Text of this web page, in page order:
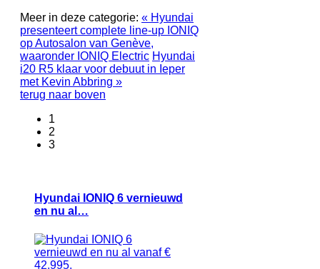
Meer in deze categorie: « Hyundai
presenteert complete line-up IONIQ
op Autosalon van Genève,
waaronder IONIQ Electric Hyundai
i20 R5 klaar voor debuut in Ieper
met Kevin Abbring »
terug naar boven
1
2
3
Hyundai IONIQ 6 vernieuwd
en nu al…